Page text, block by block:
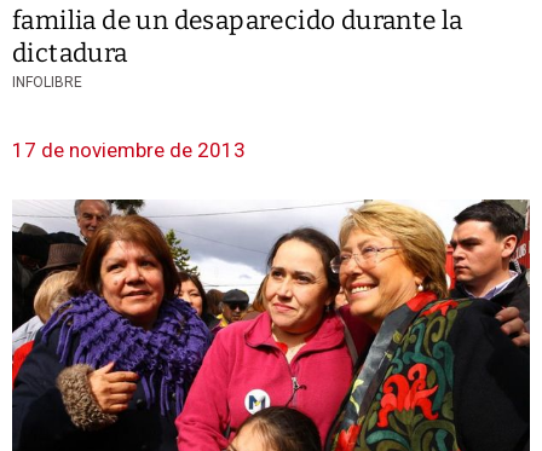
familia de un desaparecido durante la
dictadura
INFOLIBRE
17 de noviembre de 2013